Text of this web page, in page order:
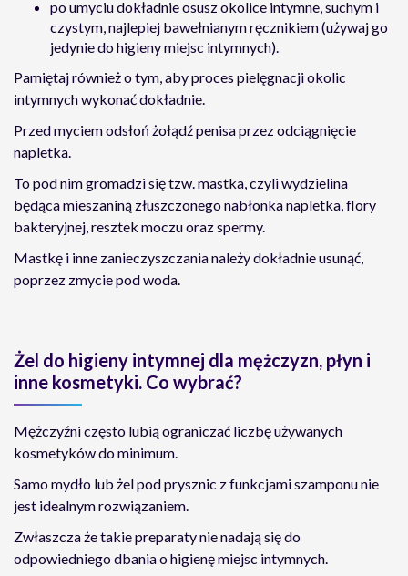
po umyciu dokładnie osusz okolice intymne, suchym i
czystym, najlepiej bawełnianym ręcznikiem (używaj go
jedynie do higieny miejsc intymnych).
Pamiętaj również o tym, aby proces pielęgnacji okolic
intymnych wykonać dokładnie.
Przed myciem odsłoń żołądź penisa przez odciągnięcie
napletka.
To pod nim gromadzi się tzw. mastka, czyli wydzielina
będąca mieszaniną złuszczonego nabłonka napletka, flory
bakteryjnej, resztek moczu oraz spermy.
Mastkę i inne zanieczyszczania należy dokładnie usunąć,
poprzez zmycie pod woda.
Żel do higieny intymnej dla mężczyzn, płyn i
inne kosmetyki. Co wybrać?
Mężczyźni często lubią ograniczać liczbę używanych
kosmetyków do minimum.
Samo mydło lub żel pod prysznic z funkcjami szamponu nie
jest idealnym rozwiązaniem.
Zwłaszcza że takie preparaty nie nadają się do
odpowiedniego dbania o higienę miejsc intymnych.